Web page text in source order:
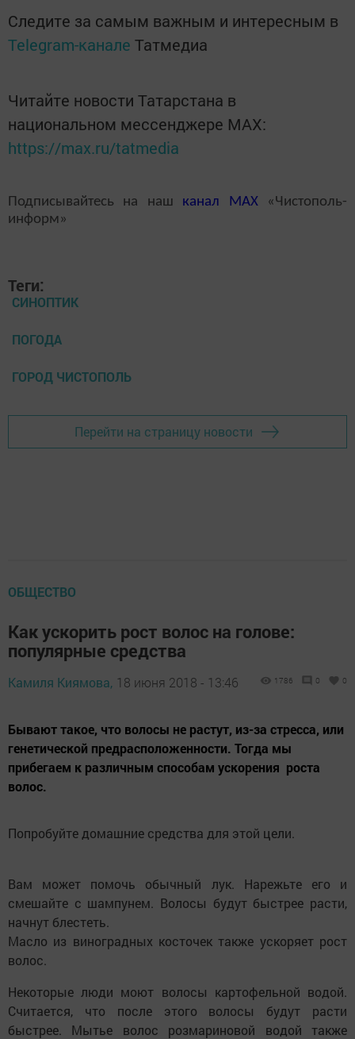
Следите за самым важным и интересным в
Telegram-канале Татмедиа
Читайте новости Татарстана в
национальном мессенджере MАХ:
https://max.ru/tatmedia
Подписывайтесь на наш канал MAX«Чистополь-
информ»
Теги:
СИНОПТИК
ПОГОДА
ГОРОД ЧИСТОПОЛЬ
Перейти на страницу новости
ОБЩЕСТВО
Как ускорить рост волос на голове:
популярные средства
Камиля Киямова, 18 июня 2018 - 13:46 1786 0 0
Бывают такое, что волосы не растут, из-за стресса, или
генетической предрасположенности. Тогда мы
прибегаем к различным способам ускорения роста
волос.
Попробуйте домашние средства для этой цели.
Вам может помочь обычный лук. Нарежьте его и
смешайте с шампунем. Волосы будут быстрее расти,
начнут блестеть.
Масло из виноградных косточек также ускоряет рост
волос.
Некоторые люди моют волосы картофельной водой.
Считается, что после этого волосы будут расти
быстрее. Мытье волос розмариновой водой также